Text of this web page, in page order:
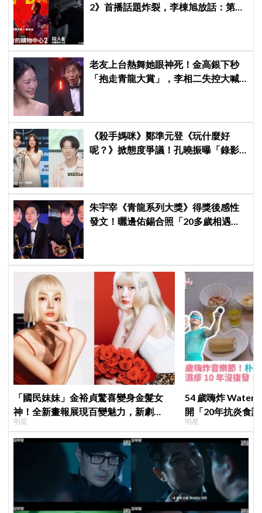
2》首播話題炸裂，李棟旭放話：第三
老友上台熱舞她眼神死！金高銀下秒
「抱走青龍大賞」，李相二失控大喊
《殺手媽咪》鄭準元登《玩什麼好
呢？》掀態度爭議！孔曉振曝「錄影
朱宇宰《青龍系列大獎》得獎後感性
發文！曬邊佑錫合照「20多歲相遇，
「國民妹妹」金裕貞驚喜變身金髮女
神！全新畫報展現百變魅力，新劇
《100日的謊言》將在10月首播
明星
54 歲嗨炸
開「20年抗炎食
沒復發、砸20億
明星